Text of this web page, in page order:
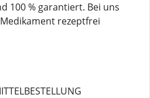
100 % garantiert. Bei uns
rezeptfrei